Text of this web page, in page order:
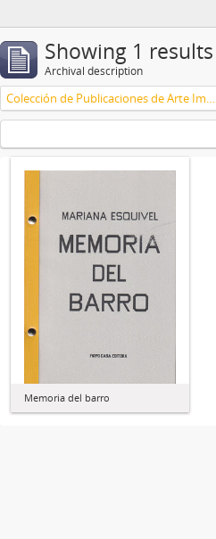
Showing 1 results
Archival description
Colección de Publicaciones de Arte Impreso
Memoria del barro